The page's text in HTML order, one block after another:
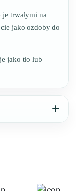
je trwałymi na
jako ozdoby do
jako tło lub